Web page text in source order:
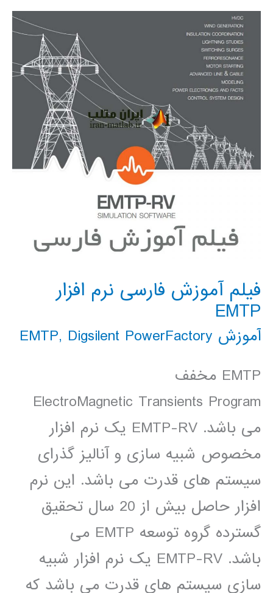
فیلم آموزش فارسی نرم افزار
EMTP
آموزش EMTP , Digsilent PowerFactory
EMTP مخفف
ElectroMagnetic Transients Program
می باشد. EMTP-RV یک نرم افزار
مخصوص شبیه سازی و آنالیز گذرای
سیستم های قدرت می باشد. این نرم
افزار حاصل بیش از 20 سال تحقیق
گسترده گروه توسعه EMTP می
باشد. EMTP-RV یک نرم افزار شبیه
سازی سیستم های قدرت می باشد که